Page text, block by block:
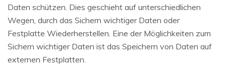
Daten schützen. Dies geschieht auf unterschiedlichen
Wegen, durch das Sichern wichtiger Daten oder
Festplatte Wiederherstellen. Eine der Möglichkeiten zum
Sichern wichtiger Daten ist das Speichern von Daten auf
externen Festplatten.